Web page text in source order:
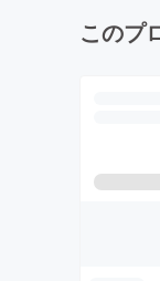
このプ